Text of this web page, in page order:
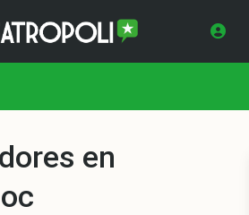
en